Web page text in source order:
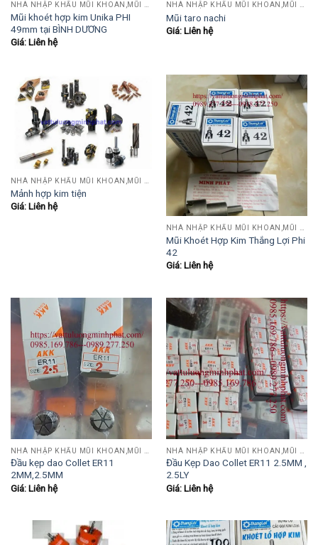
NHÀ NHẬP KHẨU MŨI KHOAN,MŨI TARO,MŨI TIỆN,MŨI PHAY....
Mũi khoét hợp kim Unika PHI
49mm tại BÌNH DƯƠNG
Giá: Liên hệ
NHÀ NHẬP KHẨU MŨI KHOAN,MŨI TARO,MŨI TIỆN,MŨI PHAY....
Mũi taro nachi
Giá: Liên hệ
Mảnh hợp kim tiện
Giá: Liên hệ
Mũi Khoét Hợp Kim Thắng Lợi Phi
42
Giá: Liên hệ
Đầu kẹp dao Collet ER11
2MM,2.5MM
Giá: Liên hệ
Đầu Kẹp Dao Collet ER11 2.5MM ,
2.5LY
Giá: Liên hệ